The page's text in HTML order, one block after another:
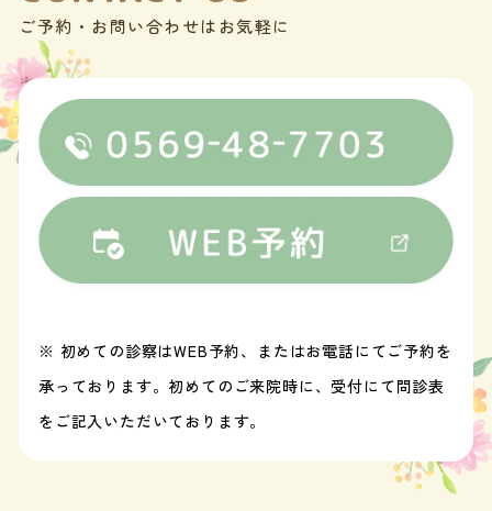
ご予約・お問い合わせはお気軽に
※ 初めての診察はWEB予約、またはお電話にてご予約を
承っております。初めてのご来院時に、受付にて問診表
をご記入いただいております。